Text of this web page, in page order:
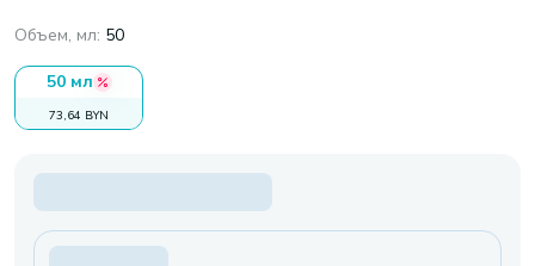
Объем, мл: 50
50 мл
73,64 BYN